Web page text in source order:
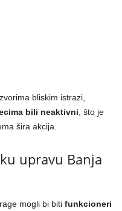
bliskim istrazi,
bili neaktivni, što je
šira akcija.
upravu Banja
mogli bi biti funkcioneri